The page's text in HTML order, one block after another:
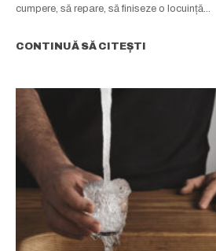
cumpere, să repare, să finiseze o locuință...
CONTINUĂ SĂ CITEȘTI